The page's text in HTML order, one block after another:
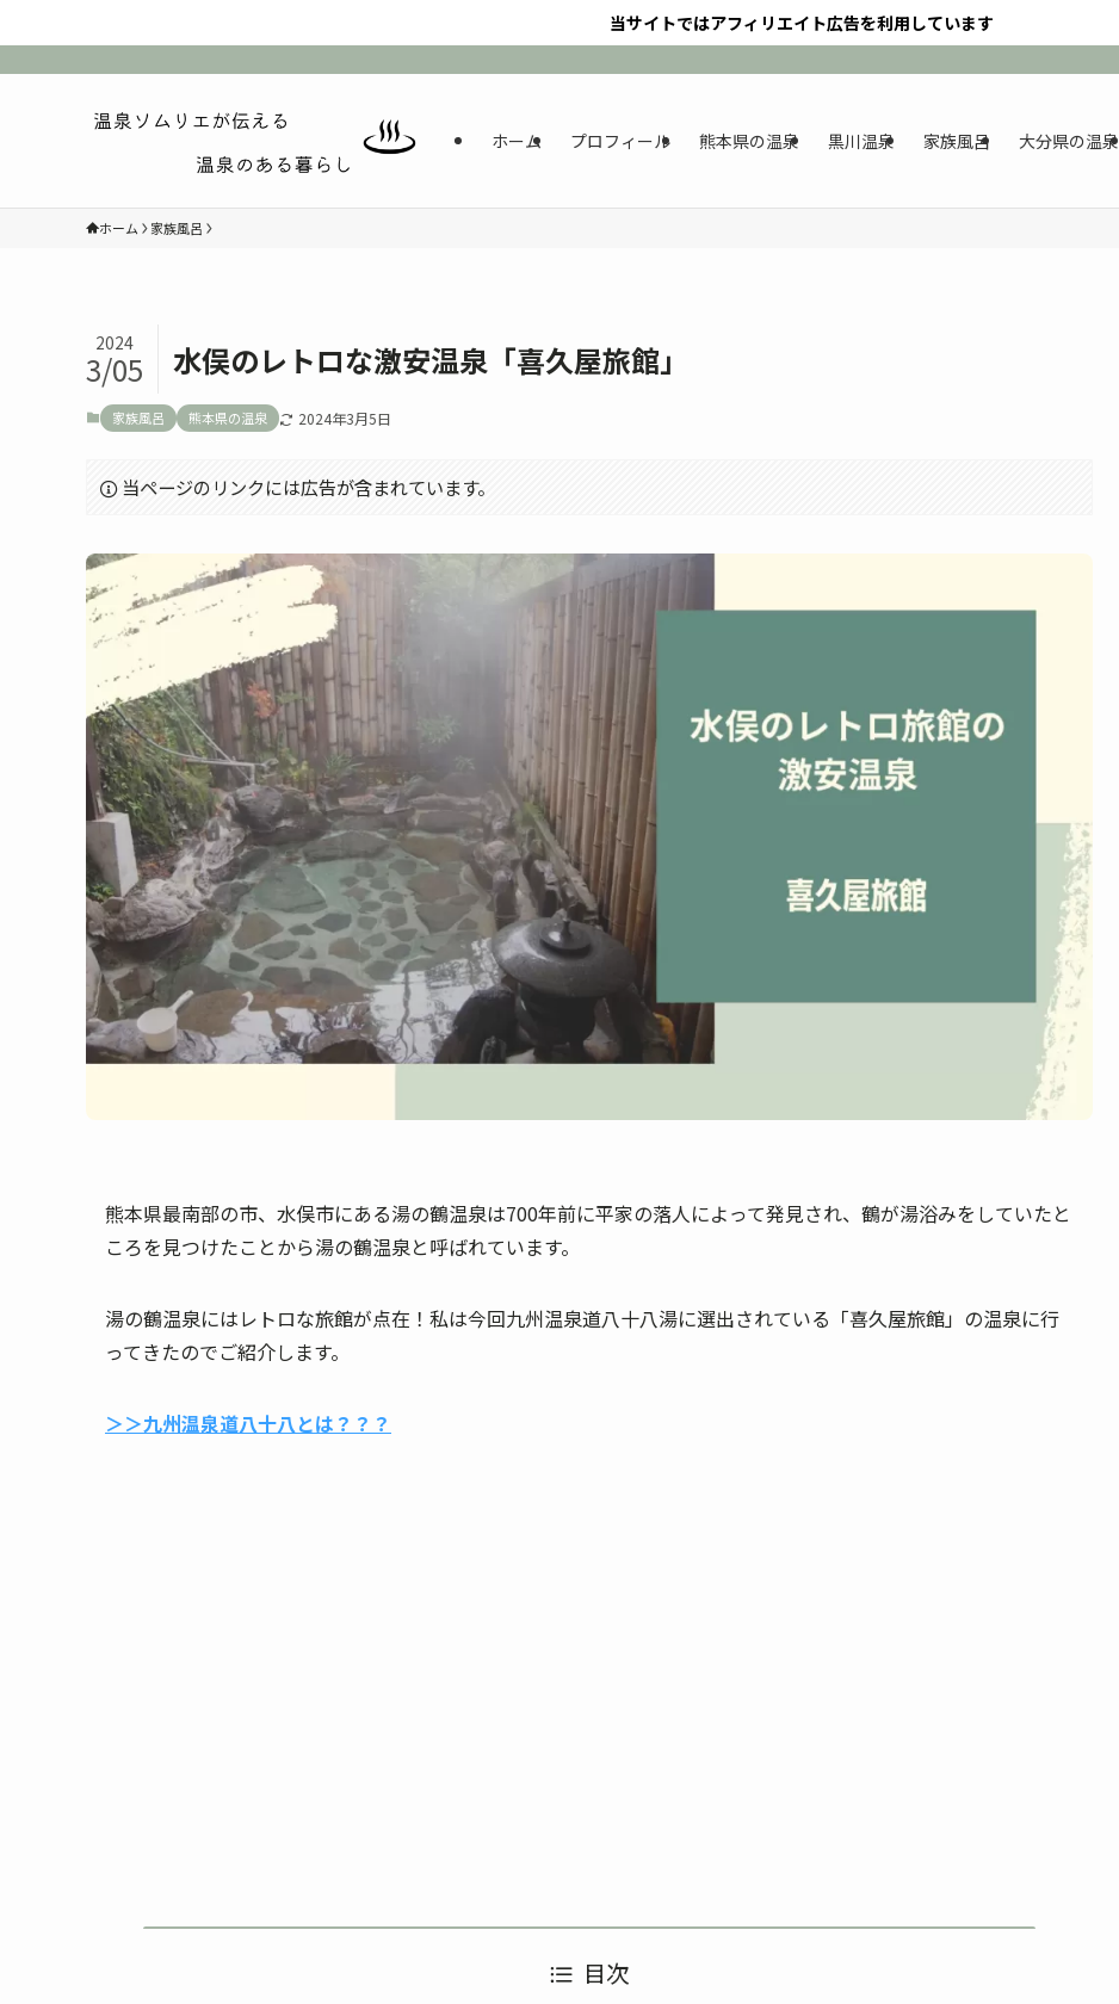
当サイトではアフィリエイト広告を利用しています
ホーム プロフィール 熊本県の温泉 黒川温泉 家族風呂 大分県の温泉
ホーム 家族風呂
水俣のレトロな激安温泉「喜久屋旅館」
2024
3/05
家族風呂 熊本県の温泉 2024年3月5日
当ページのリンクには広告が含まれています。
熊本県最南部の市、水俣市にある湯の鶴温泉は700年前に平家の落人によって発見され、鶴が湯浴みをしていたと
ころを見つけたことから湯の鶴温泉と呼ばれています。
湯の鶴温泉にはレトロな旅館が点在！私は今回九州温泉道八十八湯に選出されている「喜久屋旅館」の温泉に行
ってきたのでご紹介します。
＞＞九州温泉道八十八とは？？？
目次